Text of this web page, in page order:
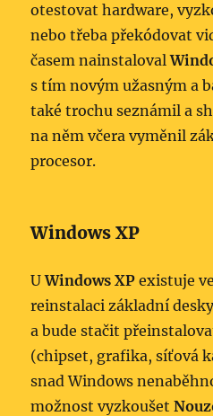
otestovat hardware,
nebo třeba překódovat
časem nainstaloval
s tím novým užasným a
také trochu seznámil a
na něm včera vyměnil
procesor.
Windows XP
UWindows XP existuje
reinstalaci základní
a bude stačit
(chipset, grafika, síťová
snad Windows
možnost vyzkoušet